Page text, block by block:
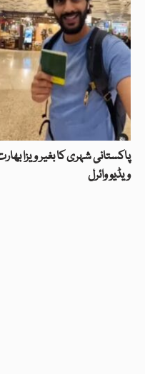
پاکستانی شہری کا بغیر ویزا
ویڈیو وائرل